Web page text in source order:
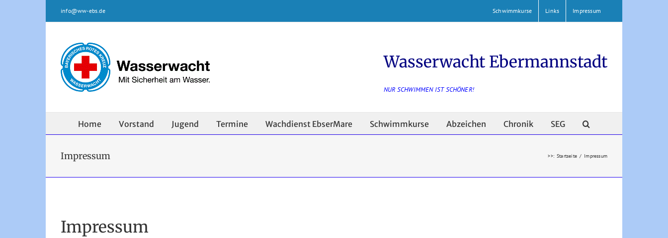
info@ww-ebs.de Schwimmkurse Links Impressum
Wasserwacht Ebermannstadt
NUR SCHWIMMEN IST SCHÖNER!
Home Vorstand Jugend Termine Wachdienst EbserMare Schwimmkurse Abzeichen Chronik SEG
Impressum >>: Startseite / Impressum
Impressum